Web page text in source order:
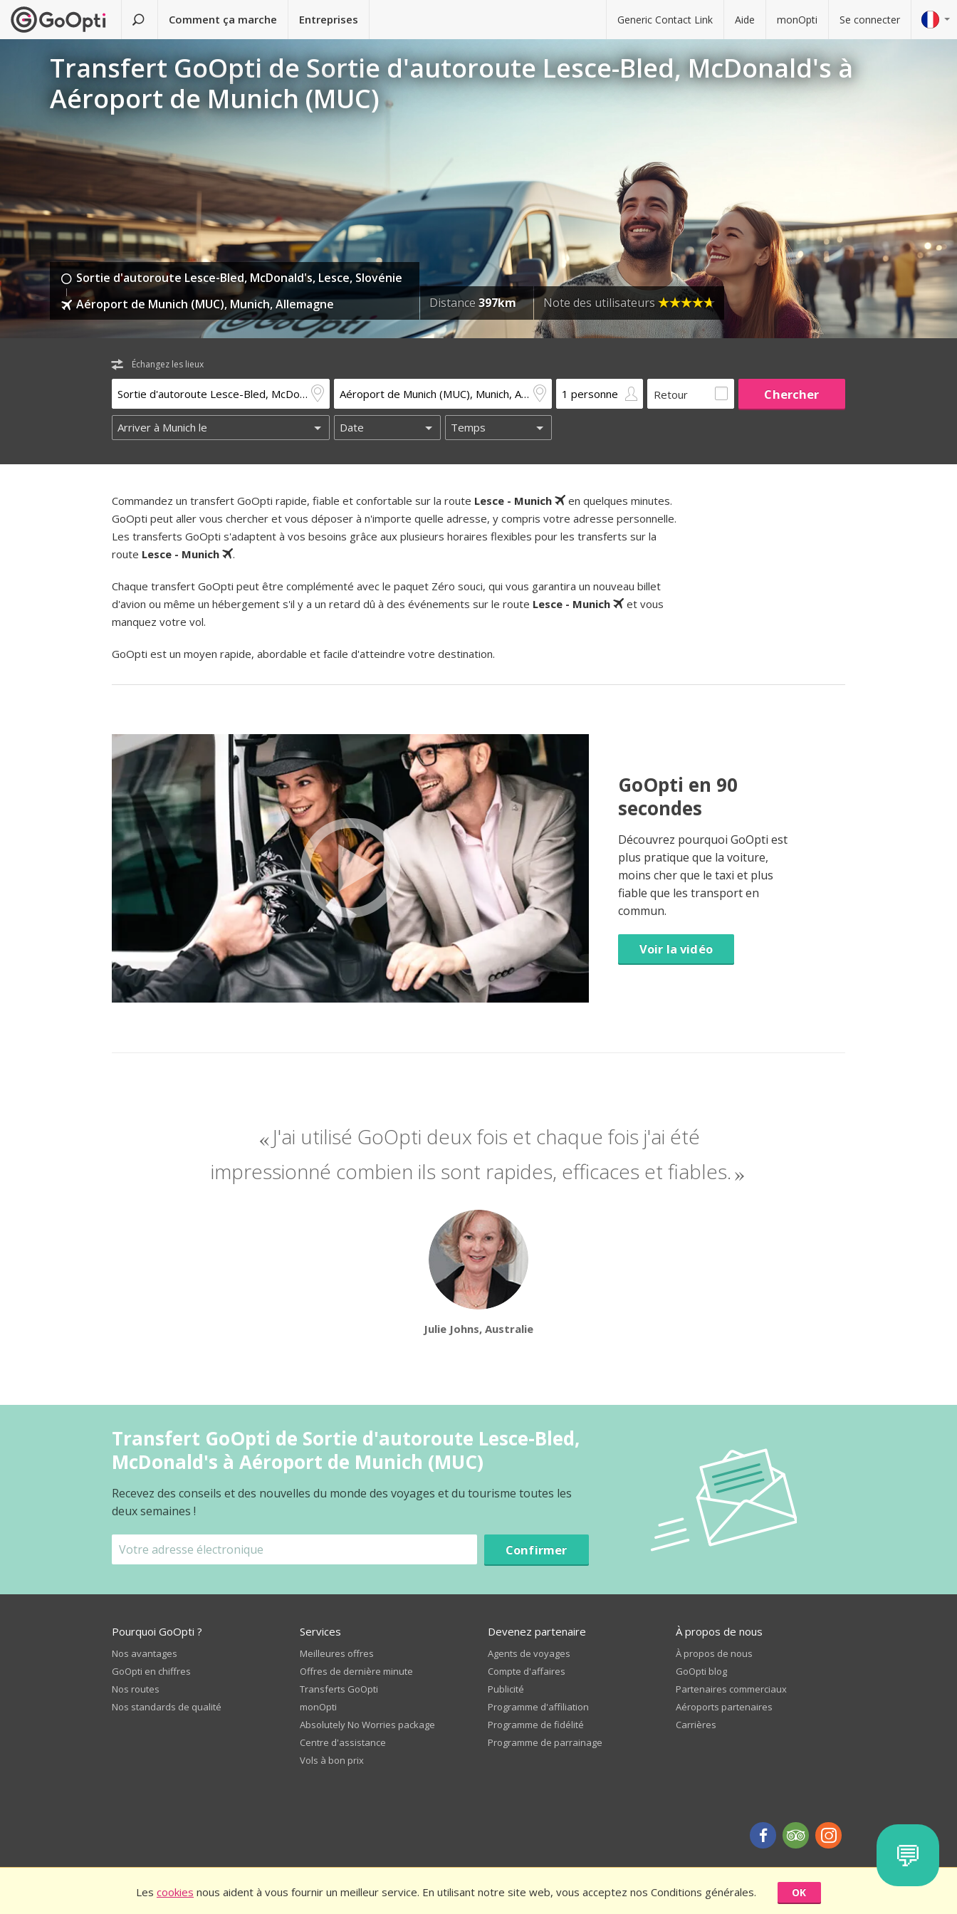
Les cookies nous aident à vous fournir un meilleur service. En utilisant notre site web, vous acceptez nos Conditions générales. OK
Comment ça marche Entreprises Generic Contact Link Aide monOpti Se connecter
Transfert GoOpti de Sortie d'autoroute Lesce-Bled, McDonald's à
Aéroport de Munich (MUC)
Sortie d'autoroute Lesce-Bled, McDonald's, Lesce, Slovénie
Aéroport de Munich (MUC), Munich, Allemagne
Distance 397km Note des utilisateurs
Échangez les lieux
Retour
Commandez un transfert GoOpti rapide, fiable et confortable sur la route Lesce - Munich
en quelques minutes.
GoOpti peut aller vous chercher et vous déposer à n'importe quelle adresse, y compris votre adresse personnelle.
Les transferts GoOpti s'adaptent à vos besoins grâce aux plusieurs horaires flexibles pour les transferts sur la
route Lesce - Munich .
Chaque transfert GoOpti peut être complémenté avec le paquet Zéro souci, qui vous garantira un nouveau billet
d'avion ou même un hébergement s'il y a un retard dû à des événements sur le route Lesce - Munich
et vous
manquez votre vol.
GoOpti est un moyen rapide, abordable et facile d'atteindre votre destination.
GoOpti en 90
secondes
Découvrez pourquoi GoOpti est
plus pratique que la voiture,
moins cher que le taxi et plus
fiable que les transport en
commun.
Voir la vidéo
J'ai utilisé GoOpti deux fois et chaque fois j'ai été
impressionné combien ils sont rapides, efficaces et fiables.
Julie Johns, Australie
Transfert GoOpti de Sortie d'autoroute Lesce-Bled,
McDonald's à Aéroport de Munich (MUC)
Recevez des conseils et des nouvelles du monde des voyages et du tourisme toutes les
deux semaines !
Confirmer
Pourquoi GoOpti ?
Nos avantages
GoOpti en chiffres
Nos routes
Nos standards de qualité
Services
Meilleures offres
Offres de dernière minute
Transferts GoOpti
monOpti
Absolutely No Worries package
Centre d'assistance
Vols à bon prix
Devenez partenaire
Agents de voyages
Compte d'affaires
Publicité
Programme d'affiliation
Programme de fidélité
Programme de parrainage
À propos de nous
À propos de nous
GoOpti blog
Partenaires commerciaux
Aéroports partenaires
Carrières
© 2026 GoOpti International Conditions générales Politique de confidentialité Notez-nous et bénéficiez d'une réduction - conditions générales
💬